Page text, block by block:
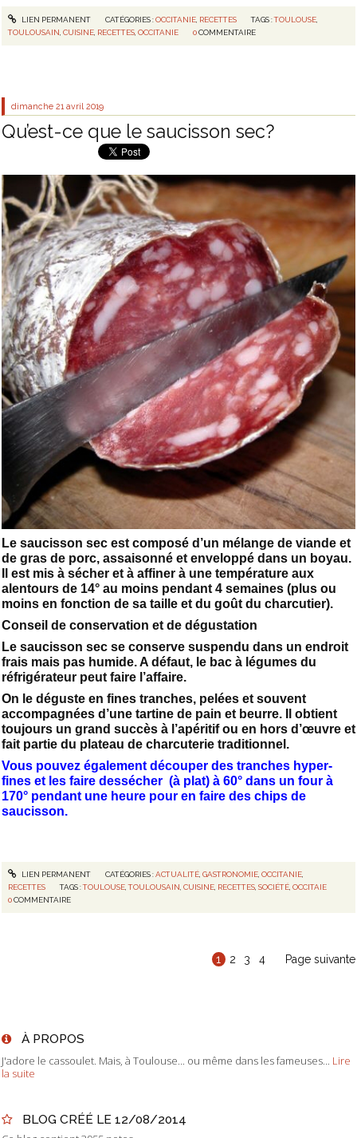
LIEN PERMANENT CATÉGORIES :OCCITANIE, RECETTES TAGS :TOULOUSE
TOULOUSAIN ,CUISINE RECETTES ,OCCITANIE 0 COMMENTAIRE
dimanche 21 avril 2019
Qu’est-ce que le saucisson sec?
Le saucisson sec est composé d’un mélange de viande et
de gras de porc, assaisonné et enveloppé dans un boyau.
Il est mis à sécher et à affiner à une température aux
alentours de 14° au moins pendant 4 semaines (plus ou
moins en fonction de sa taille et du goût du charcutier).
Conseil de conservation et de dégustation
Le saucisson sec se conserve suspendu dans un endroit
frais mais pas humide. A défaut, le bac à légumes du
réfrigérateur peut faire l’affaire.
On le déguste en fines tranches, pelées et souvent
accompagnées d’une tartine de pain et beurre. Il obtient
toujours un grand succès à l’apéritif ou en hors d’œuvre et
fait partie du plateau de charcuterie traditionnel.
Vous pouvez également découper des tranches hyper-
fines et les faire dessécher (à plat) à 60° dans un four à
170° pendant une heure pour en faire des chips de
saucisson.
LIEN PERMANENT CATÉGORIES :ACTUALITÉ, GASTRONOMIE, OCCITANIE,
RECETTES
TAGS :TOULOUSE ,TOULOUSAIN ,CUISINE RECETTES ,SOCIÉTÉ ,OCCITAIE
0COMMENTAIRE
1 2 3 4 Page suivante
À PROPOS
J'adore le cassoulet. Mais, à Toulouse... ou même dans les fameuses...
Lire
la suite
BLOG CRÉÉ LE 12/08/2014